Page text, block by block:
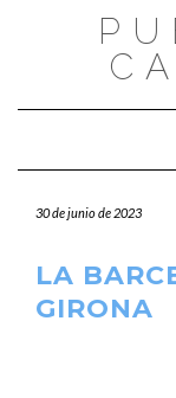
30 de junio de 2023
LA
GIRONA